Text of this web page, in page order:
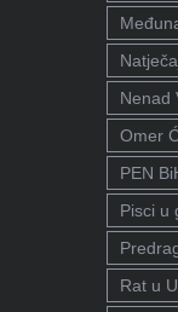
Nenad
Omer
PEN
Pisci u
Rat u